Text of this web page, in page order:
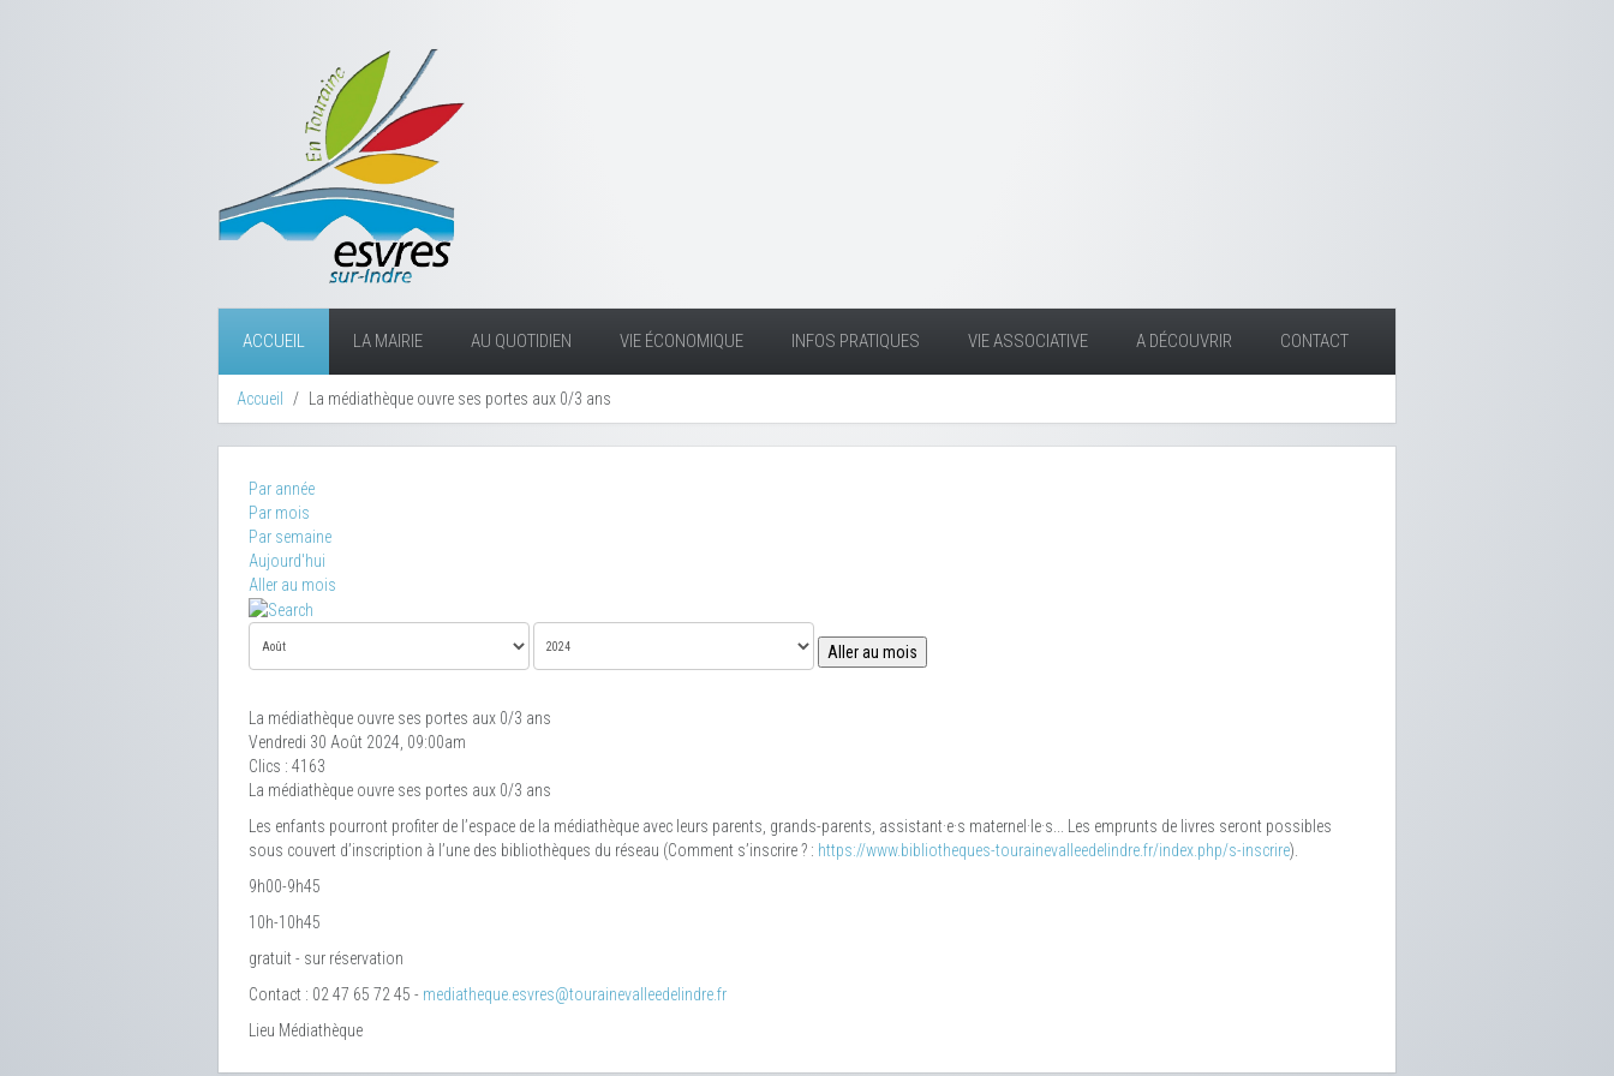
ACCUEIL LA MAIRIE AU QUOTIDIEN VIE ÉCONOMIQUE INFOS PRATIQUES VIE ASSOCIATIVE A DÉCOUVRIR CONTACT
Accueil La médiathèque ouvre ses portes aux 0/3 ans
Par année
Par mois
Par semaine
Aujourd'hui
Aller au mois
Aller au mois
La médiathèque ouvre ses portes aux 0/3 ans
Vendredi 30 Août 2024, 09:00am
Clics : 4163
La médiathèque ouvre ses portes aux 0/3 ans
Les enfants pourront profiter de l’espace de la médiathèque avec leurs parents, grands-parents, assistant·e·s maternel·le·s... Les emprunts de livres seront possibles
sous couvert d’inscription à l’une des bibliothèques du réseau (Comment s’inscrire ? : https://www.bibliotheques-tourainevalleedelindre.fr/index.php/s-inscrire).
9h00-9h45
10h-10h45
gratuit - sur réservation
Contact : 02 47 65 72 45 - mediatheque.esvres@tourainevalleedelindre.fr
Lieu Médiathèque